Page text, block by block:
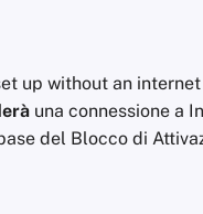
up without an
una connessione a
del Blocco di